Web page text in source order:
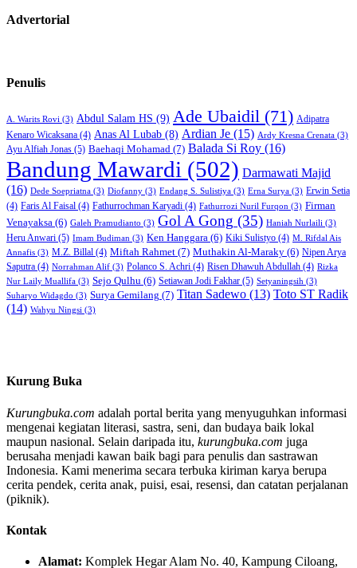
Advertorial
Penulis
A. Warits Rovi (3) Abdul Salam HS (9) Ade Ubaidil (71) Adipatra
Kenaro Wicaksana (4) Anas Al Lubab (8) Ardian Je (15) Ardy Kresna Crenata (3)
Ayu Alfiah Jonas (5) Baehaqi Mohamad (7) Balada Si Roy (16)
Bandung Mawardi (502) Darmawati Majid
(16) Dede Soepriatna (3) Diofanny (3) Endang S. Sulistiya (3) Erna Surya (3) Erwin Setia
(4) Faris Al Faisal (4) Fathurrochman Karyadi (4) Fathurrozi Nuril Furqon (3) Firman
Venayaksa (6) Galeh Pramudianto (3) Gol A Gong (35) Haniah Nurlaili (3)
Heru Anwari (5) Imam Budiman (3) Ken Hanggara (6) Kiki Sulistyo (4) M. Rifdal Ais
Annafis (3) M.Z. Billal (4) Miftah Rahmet (7) Muthakin Al-Maraky (6) Nipen Arya
Saputra (4) Norrahman Alif (3) Polanco S. Achri (4) Risen Dhawuh Abdullah (4) Rizka
Nur Laily Muallifa (3) Sejo Qulhu (6) Setiawan Jodi Fakhar (5) Setyaningsih (3)
Suharyo Widagdo (3) Surya Gemilang (7) Titan Sadewo (13) Toto ST Radik
(14) Wahyu Ningsi (3)
Kurung Buka
Kurungbuka.com adalah portal berita yang menyuguhkan informasi
mengenai kegiatan literasi, sastra, seni, dan budaya baik lokal
maupun nasional. Selain daripada itu, kurungbuka.com juga
berusaha menjadi kawan baik bagi para penulis dan sastrawan
Indonesia. Kami menerima secara terbuka kiriman karya berupa
cerita pendek, cerita anak, puisi, esai, resensi, dan catatan perjalanan
(piknik).
Kontak
Alamat: Komplek Hegar Alam No. 40, Kampung Ciloang,